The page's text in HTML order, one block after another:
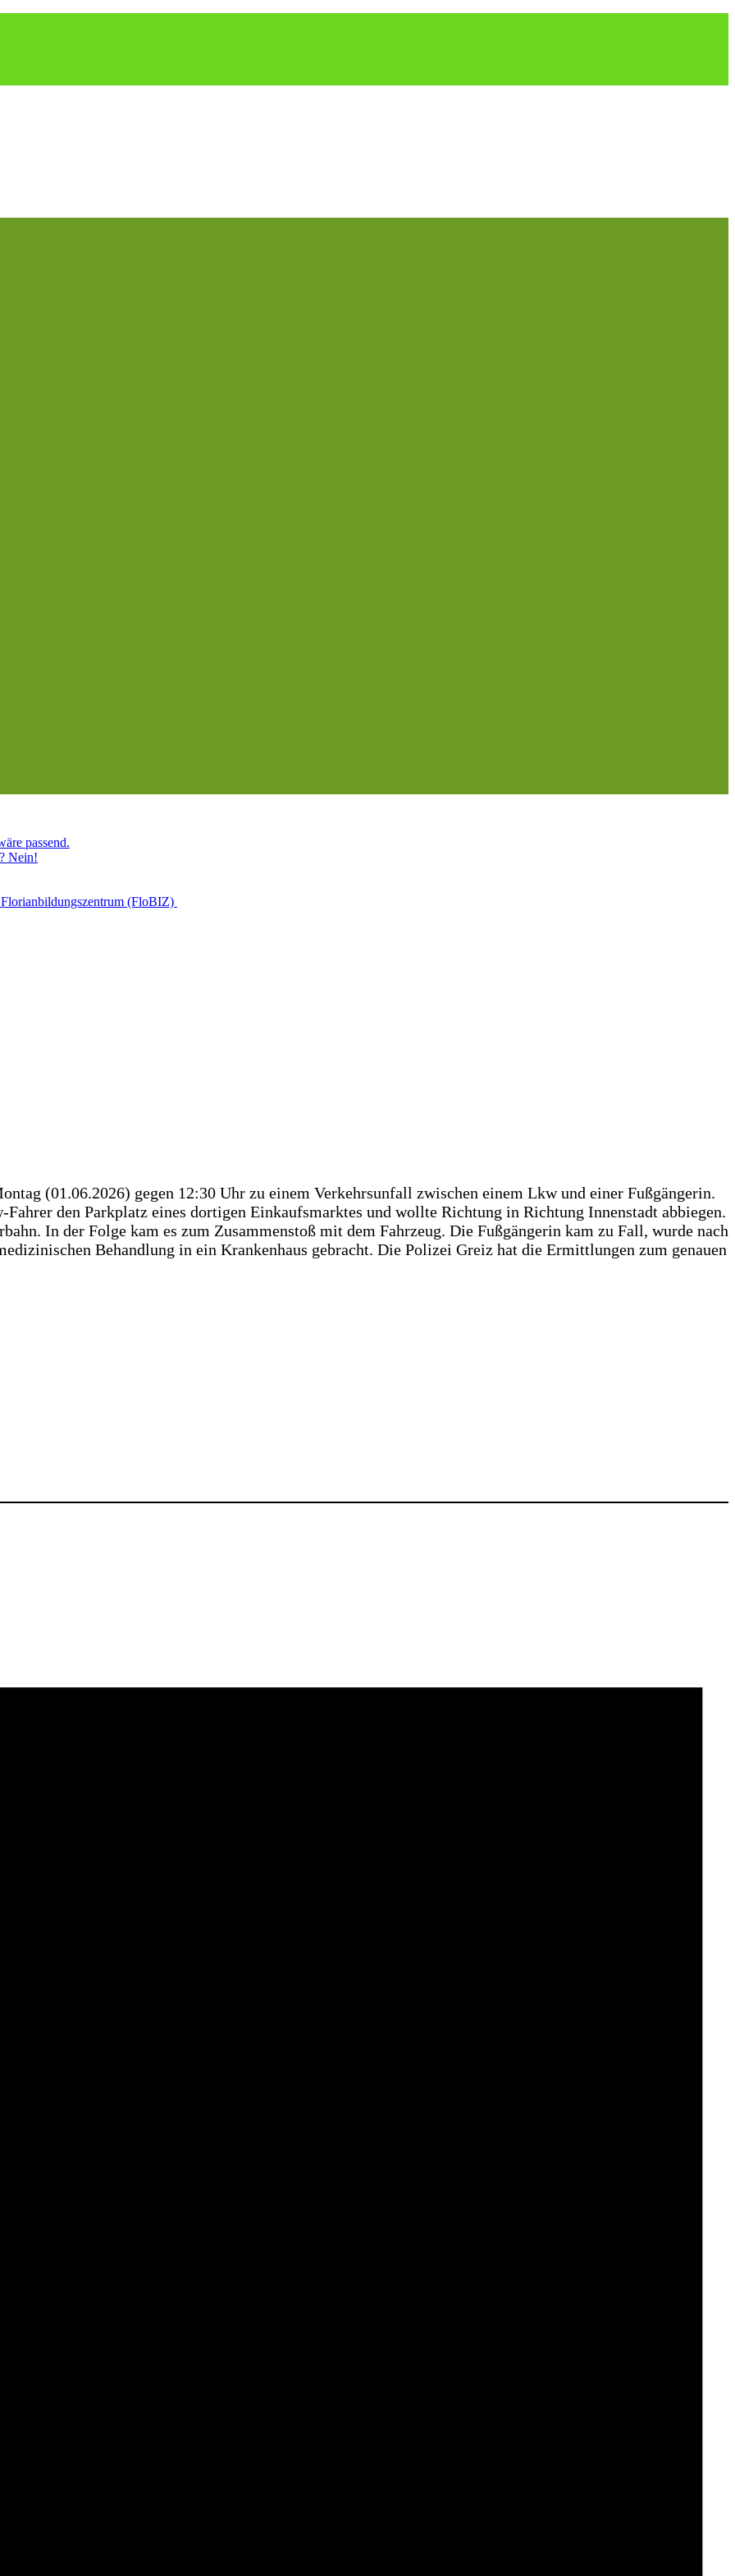
passend.
Nein!
(FloBIZ)
(01.06.2026) gegen 12:30 Uhr zu einem Verkehrsunfall zwischen einem Lkw und einer Fußgängerin.
den Parkplatz eines dortigen Einkaufsmarktes und wollte Richtung in Richtung Innenstadt abbiegen.
In der Folge kam es zum Zusammenstoß mit dem Fahrzeug. Die Fußgängerin kam zu Fall, wurde nach
Behandlung in ein Krankenhaus gebracht. Die Polizei Greiz hat die Ermittlungen zum genauen